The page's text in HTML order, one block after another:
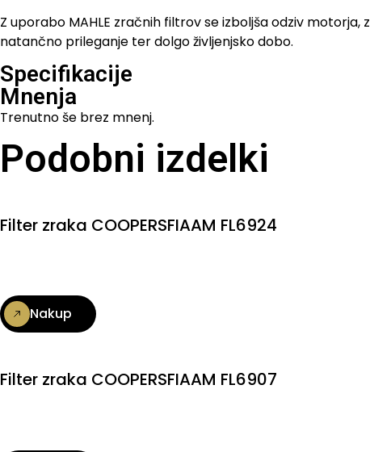
Z uporabo MAHLE zračnih filtrov se izboljša odziv
natančno prileganje ter dolgo življenjsko dobo.
Specifikacije
Mnenja
Trenutno še brez mnenj.
Podobni izdelki
Filter zraka COOPERSFIAAM FL6924
Nakup
Filter zraka COOPERSFIAAM FL6907